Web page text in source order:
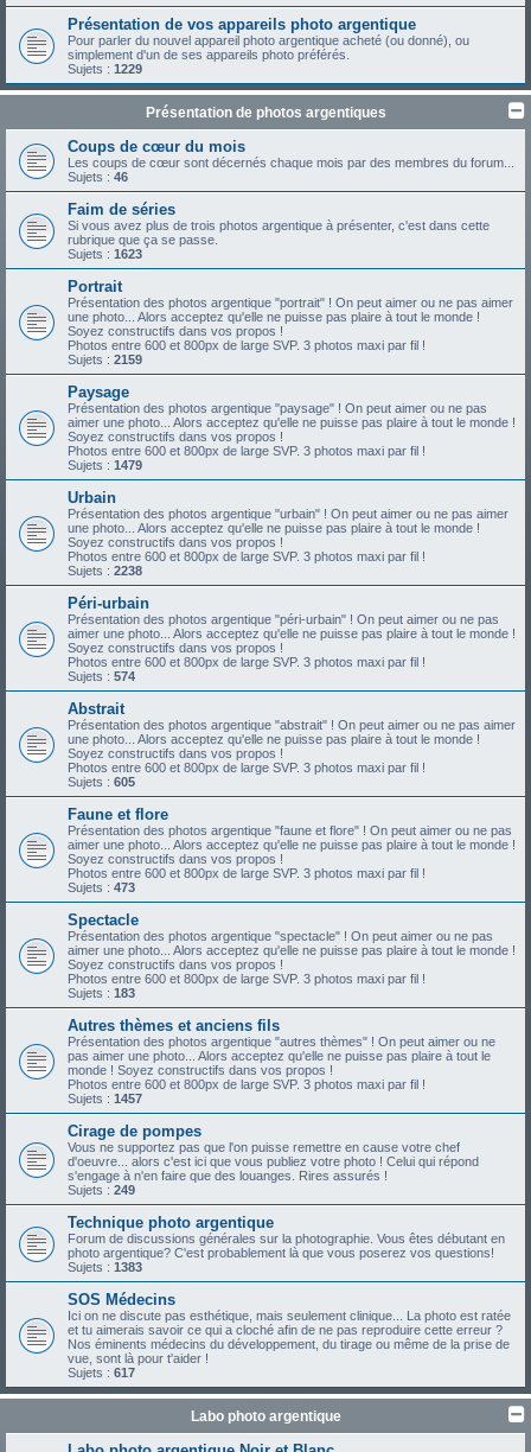
Présentation de vos appareils photo argentique
Pour parler du nouvel appareil photo argentique acheté (ou donné), ou
simplement d'un de ses appareils photo préférés.
Sujets : 1229
Présentation de photos argentiques
Coups de cœur du mois
Les coups de cœur sont décernés chaque mois par des membres du forum...
Sujets : 46
Faim de séries
Si vous avez plus de trois photos argentique à présenter, c'est dans cette
rubrique que ça se passe.
Sujets : 1623
Portrait
Présentation des photos argentique "portrait" ! On peut aimer ou ne pas aimer
une photo... Alors acceptez qu'elle ne puisse pas plaire à tout le monde !
Soyez constructifs dans vos propos !
Photos entre 600 et 800px de large SVP. 3 photos maxi par fil !
Sujets : 2159
Paysage
Présentation des photos argentique "paysage" ! On peut aimer ou ne pas
aimer une photo... Alors acceptez qu'elle ne puisse pas plaire à tout le monde !
Soyez constructifs dans vos propos !
Photos entre 600 et 800px de large SVP. 3 photos maxi par fil !
Sujets : 1479
Urbain
Présentation des photos argentique "urbain" ! On peut aimer ou ne pas aimer
une photo... Alors acceptez qu'elle ne puisse pas plaire à tout le monde !
Soyez constructifs dans vos propos !
Photos entre 600 et 800px de large SVP. 3 photos maxi par fil !
Sujets : 2238
Péri-urbain
Présentation des photos argentique "péri-urbain" ! On peut aimer ou ne pas
aimer une photo... Alors acceptez qu'elle ne puisse pas plaire à tout le monde !
Soyez constructifs dans vos propos !
Photos entre 600 et 800px de large SVP. 3 photos maxi par fil !
Sujets : 574
Abstrait
Présentation des photos argentique "abstrait" ! On peut aimer ou ne pas aimer
une photo... Alors acceptez qu'elle ne puisse pas plaire à tout le monde !
Soyez constructifs dans vos propos !
Photos entre 600 et 800px de large SVP. 3 photos maxi par fil !
Sujets : 605
Faune et flore
Présentation des photos argentique "faune et flore" ! On peut aimer ou ne pas
aimer une photo... Alors acceptez qu'elle ne puisse pas plaire à tout le monde !
Soyez constructifs dans vos propos !
Photos entre 600 et 800px de large SVP. 3 photos maxi par fil !
Sujets : 473
Spectacle
Présentation des photos argentique "spectacle" ! On peut aimer ou ne pas
aimer une photo... Alors acceptez qu'elle ne puisse pas plaire à tout le monde !
Soyez constructifs dans vos propos !
Photos entre 600 et 800px de large SVP. 3 photos maxi par fil !
Sujets : 183
Autres thèmes et anciens fils
Présentation des photos argentique "autres thèmes" ! On peut aimer ou ne
pas aimer une photo... Alors acceptez qu'elle ne puisse pas plaire à tout le
monde ! Soyez constructifs dans vos propos !
Photos entre 600 et 800px de large SVP. 3 photos maxi par fil !
Sujets : 1457
Cirage de pompes
Vous ne supportez pas que l'on puisse remettre en cause votre chef
d'oeuvre... alors c'est ici que vous publiez votre photo ! Celui qui répond
s'engage à n'en faire que des louanges. Rires assurés !
Sujets : 249
Technique photo argentique
Forum de discussions générales sur la photographie. Vous êtes débutant en
photo argentique? C'est probablement là que vous poserez vos questions!
Sujets : 1383
SOS Médecins
Ici on ne discute pas esthétique, mais seulement clinique... La photo est ratée
et tu aimerais savoir ce qui a cloché afin de ne pas reproduire cette erreur ?
Nos éminents médecins du développement, du tirage ou même de la prise de
vue, sont là pour t'aider !
Sujets : 617
Labo photo argentique